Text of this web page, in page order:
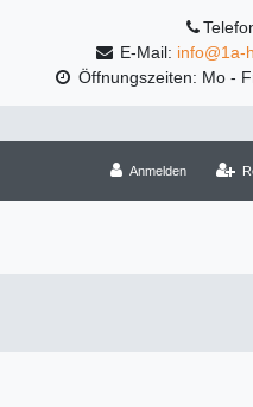
E-Mail: info@1a-
Öffnungszeiten: Mo -
Anmelden